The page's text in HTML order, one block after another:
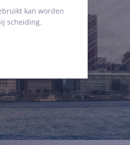
kan worden
scheiding.